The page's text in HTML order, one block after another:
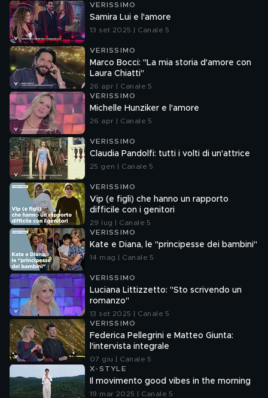
VERISSIMO
Samira Lui e l'amore
13 set 2025 | Canale 5
VERISSIMO
Marco Bocci: "La mia storia d'amore con
Laura Chiatti"
26 apr | Canale 5
VERISSIMO
Michelle Hunziker e l'amore
26 apr | Canale 5
VERISSIMO
Claudia Pandolfi: tutti i volti di un'attrice
25 gen | Canale 5
VERISSIMO
Vip (e figli) che hanno un rapporto
difficile con i genitori
29 lug | Canale 5
VERISSIMO
Kate e Diana, le "principesse dei bambini"
14 mag | Canale 5
VERISSIMO
Luciana Littizzetto: "Sto scrivendo un
romanzo"
13 set 2025 | Canale 5
VERISSIMO
Federica Pellegrini e Matteo Giunta:
l'intervista integrale
07 giu | Canale 5
X-STYLE
Il movimento good vibes in the morning
19 mar 2025 | Canale 5